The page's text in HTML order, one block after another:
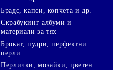
Брадс, капси, копчета и др.
Скрабукинг албуми и
материали за тях
Брокат, пудри, перфектни
перли
Перлички, мозайки, цветен